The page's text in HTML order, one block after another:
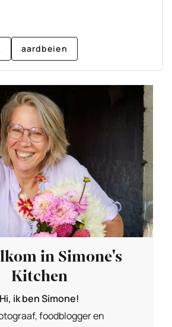
aardbeien
in Simone's
Kitchen
Hi, ik ben Simone!
foodblogger en